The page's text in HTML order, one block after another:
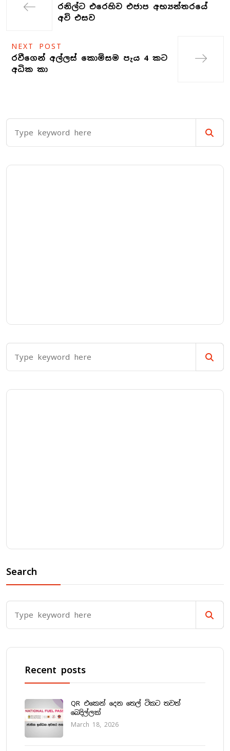
රනිල්ට එරෙහිව එජාප අභ්‍යන්තරයේ
අවි එසව
NEXT POST
රවීගෙන් අල්ලස් කොමිසම පැය 4 කට
අධික කා
Search
Recent posts
QR එකෙන් දෙන තෙල් ටිකට තවත්
බෙදිල්ලක්
March 18, 2026